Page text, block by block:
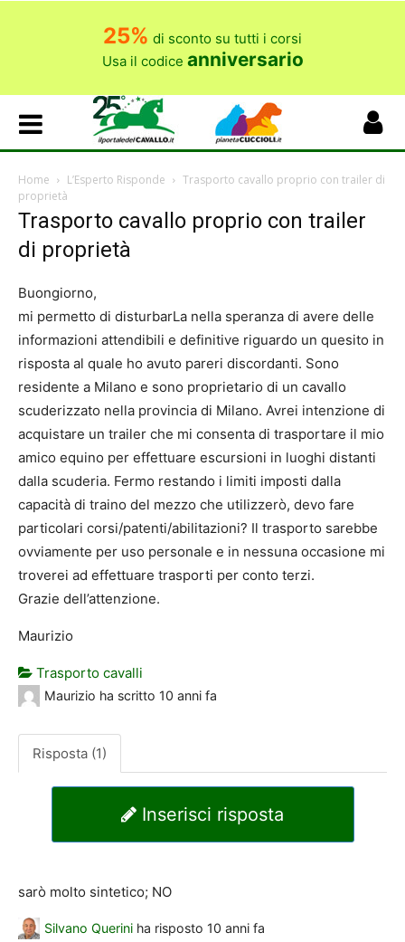
25% di sconto su tutti i corsi
Usa il codice anniversario
Home L’Esperto Risponde
Trasporto cavallo proprio con trailer di
proprietà
Trasporto cavallo proprio con trailer
di proprietà
Buongiorno,
mi permetto di disturbarLa nella speranza di avere delle
informazioni attendibili e definitive riguardo un quesito in
risposta al quale ho avuto pareri discordanti. Sono
residente a Milano e sono proprietario di un cavallo
scuderizzato nella provincia di Milano. Avrei intenzione di
acquistare un trailer che mi consenta di trasportare il mio
amico equino per effettuare escursioni in luoghi distanti
dalla scuderia. Fermo restando i limiti imposti dalla
capacità di traino del mezzo che utilizzerò, devo fare
particolari corsi/patenti/abilitazioni? Il trasporto sarebbe
ovviamente per uso personale e in nessuna occasione mi
troverei ad effettuare trasporti per conto terzi.
Grazie dell’attenzione.
Maurizio
Trasporto cavalli
Maurizio ha scritto 10 anni fa
Risposta (1)
Inserisci risposta
sarò molto sintetico; NO
Silvano Querini ha risposto 10 anni fa